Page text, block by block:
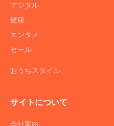
デジタル
健康
エンタメ
セール
おうちスタイル
サイトについて
会社案内